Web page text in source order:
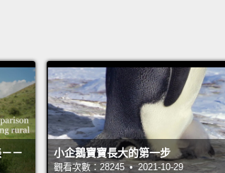
－
小企鵝寶寶長大的第一步
觀看次數：28245 • 2021-10-29